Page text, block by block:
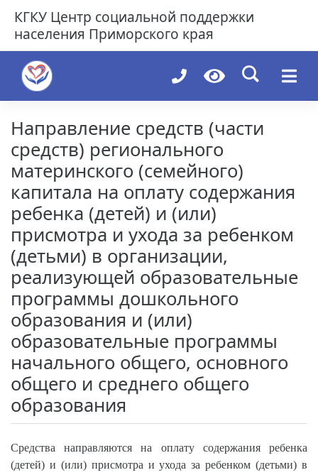
content
КГКУ Центр социальной поддержки
населения Приморского края
Направление средств (части
средств) регионального
материнского (семейного)
капитала на оплату содержания
ребенка (детей) и (или)
присмотра и ухода за ребенком
(детьми) в организации,
реализующей образовательные
программы дошкольного
образования и (или)
образовательные программы
начального общего, основного
общего и среднего общего
образования
Средства направляются на оплату содержания ребенка
(детей) и (или) присмотра и ухода за ребенком (детьми) в